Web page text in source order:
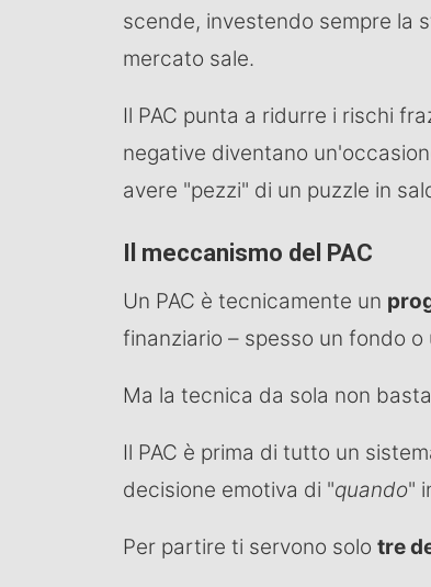
scende, investendo sempre la
mercato sale.
Il PAC punta a ridurre i rischi
negative diventano
avere "pezzi" di un puzzle in
Il meccanismo del PAC
Un PAC è tecnicamente un
finanziario – spesso un fondo o
Ma la tecnica da sola non
Il PAC è prima di tutto un
decisione emotiva di "quando"
Per partire ti servono solo tre